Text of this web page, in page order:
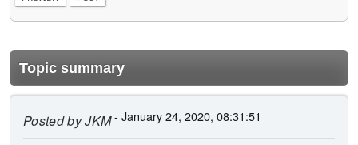
Topic summary
Posted byJKM- January 24, 2020, 08:31:51